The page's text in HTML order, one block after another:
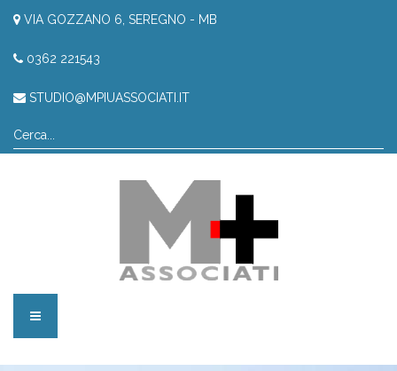
VIA GOZZANO 6, SEREGNO - MB
0362 221543
STUDIO@MPIUASSOCIATI.IT
CERCA...